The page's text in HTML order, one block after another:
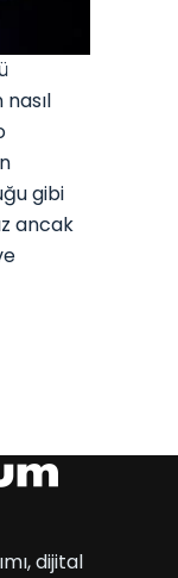
gibi
ancak
dijital